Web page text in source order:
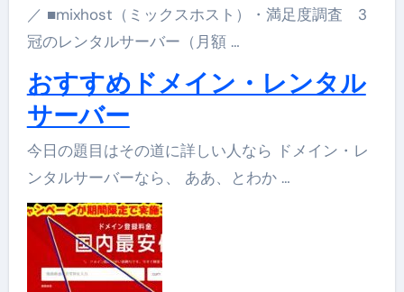
／ ■mixhost（ミックスホスト）・満足度調査 3
冠のレンタルサーバー（月額 …
おすすめドメイン・レンタル
サーバー
今日の題目はその道に詳しい人なら ドメイン・レ
ンタルサーバーなら、 ああ、とわか …